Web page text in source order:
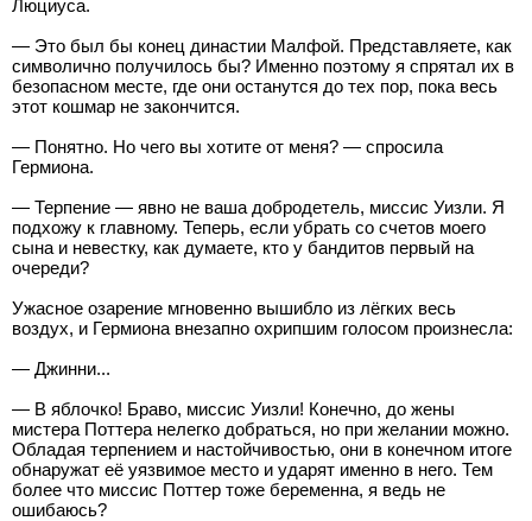
Люциуса.
— Это был бы конец династии Малфой. Представляете, как
символично получилось бы? Именно поэтому я спрятал их в
безопасном месте, где они останутся до тех пор, пока весь
этот кошмар не закончится.
— Понятно. Но чего вы хотите от меня? — спросила
Гермиона.
— Терпение — явно не ваша добродетель, миссис Уизли. Я
подхожу к главному. Теперь, если убрать со счетов моего
сына и невестку, как думаете, кто у бандитов первый на
очереди?
Ужасное озарение мгновенно вышибло из лёгких весь
воздух, и Гермиона внезапно охрипшим голосом произнесла:
— Джинни...
— В яблочко! Браво, миссис Уизли! Конечно, до жены
мистера Поттера нелегко добраться, но при желании можно.
Обладая терпением и настойчивостью, они в конечном итоге
обнаружат её уязвимое место и ударят именно в него. Тем
более что миссис Поттер тоже беременна, я ведь не
ошибаюсь?